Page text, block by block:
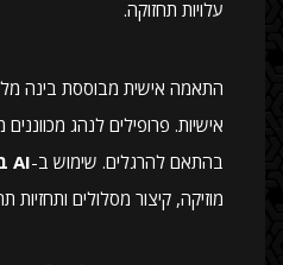
עלויות תחזוקה.
התאמה אישית מבוססת בינה
אישיות. פרופילים לנהג
בהתאם להרגלים. שימוש ב-AI ברכב
מוזיקה, קיצור מסלולים